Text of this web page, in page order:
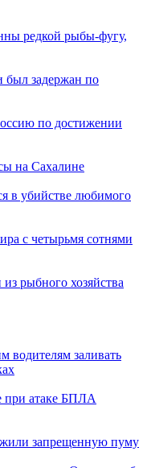
редкой рыбы-фугу,
был задержан по
по достижении
на Сахалине
в убийстве любимого
с четырьмя сотнями
рыбного хозяйства
водителям заливать
при атаке БПЛА
запрещенную пуму